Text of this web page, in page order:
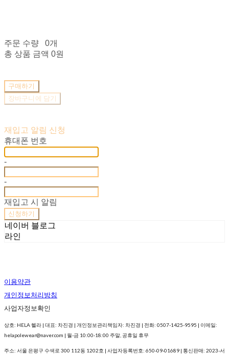
주문 수량
0개
총 상품 금액 0원
구매하기
장바구니에 담기
재입고 알림 신청
휴대폰 번호
-
-
재입고 시 알림
신청하기
네이버 블로그
라인
이용약관
개인정보처리방침
사업자정보확인
상호: HELA 헬라 | 대표: 차진경 | 개인정보관리책임자: 차진경 | 전화: 0507-1425-9595 | 이메일:
helapolewear@naver.com | 월-금 10:00-18:00 주말, 공휴일 휴무
주소: 서울 은평구 수색로 300 112동 1202호 | 사업자등록번호: 650-09-01689 | 통신판매: 2023-서